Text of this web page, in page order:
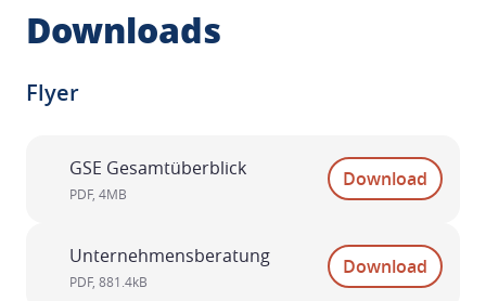
Downloads
Flyer
GSE Gesamtüberblick
PDF, 4MB
Download
Unternehmensberatung
PDF, 881.4kB
Download